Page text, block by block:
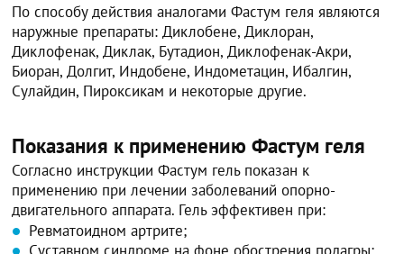
По способу действия аналогами Фастум геля являются
наружные препараты: Диклобене, Диклоран,
Диклофенак, Диклак, Бутадион, Диклофенак-Акри,
Биоран, Долгит, Индобене, Индометацин, Ибалгин,
Сулайдин, Пироксикам и некоторые другие.
Показания к применению Фастум геля
Согласно инструкции Фастум гель показан к
применению при лечении заболеваний опорно-
двигательного аппарата. Гель эффективен при:
Ревматоидном артрите;